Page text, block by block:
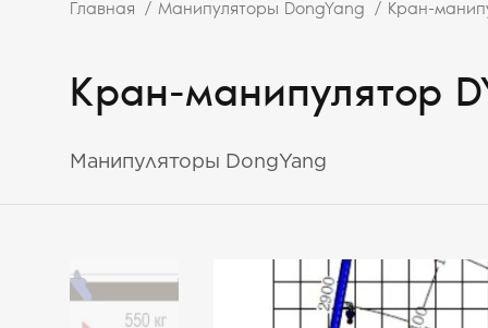
Главная Манипуляторы DongYang Кран-
Кран-манипулятор
Манипуляторы DongYang